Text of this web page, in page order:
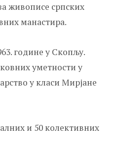
живописе српских
манастира.
године у Скопљу.
уметности у
у класи Мирјане
и 50 колективних